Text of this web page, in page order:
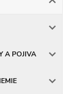
A POJIVA